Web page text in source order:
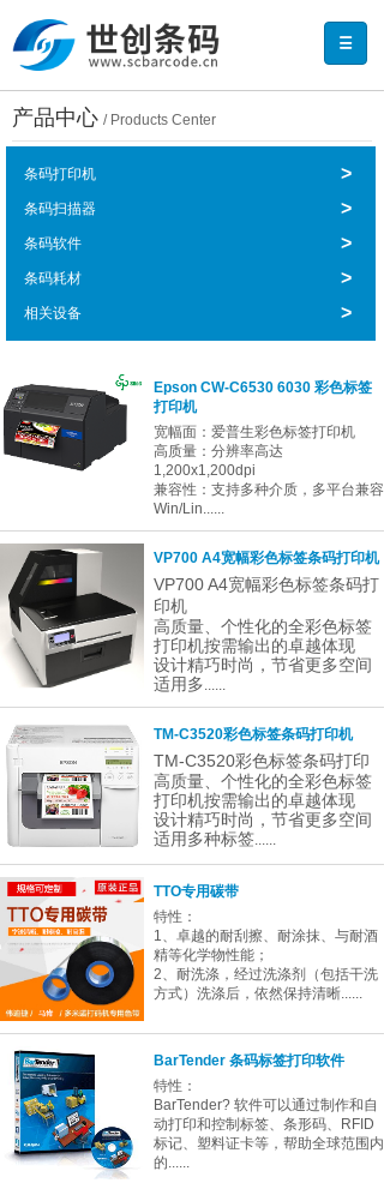
产品中心 / Products Center
条码打印机 >
条码扫描器 >
条码软件 >
条码耗材 >
相关设备 >
Epson CW-C6530 6030 彩色标签
打印机
宽幅面：爱普生彩色标签打印机
高质量：分辨率高达
1,200x1,200dpi
兼容性：支持多种介质，多平台兼容
Win/Lin......
VP700 A4宽幅彩色标签条码打印机
VP700 A4宽幅彩色标签条码打
印机
高质量、个性化的全彩色标签
打印机按需输出的卓越体现
设计精巧时尚，节省更多空间
适用多......
TM-C3520彩色标签条码打印机
TM-C3520彩色标签条码打印
高质量、个性化的全彩色标签
打印机按需输出的卓越体现
设计精巧时尚，节省更多空间
适用多种标签......
TTO专用碳带
特性：
1、卓越的耐刮擦、耐涂抹、与耐酒
精等化学物性能；
2、耐洗涤，经过洗涤剂（包括干洗
方式）洗涤后，依然保持清晰......
BarTender 条码标签打印软件
特性：
BarTender? 软件可以通过制作和自
动打印和控制标签、条形码、RFID
标记、塑料证卡等，帮助全球范围内
的......